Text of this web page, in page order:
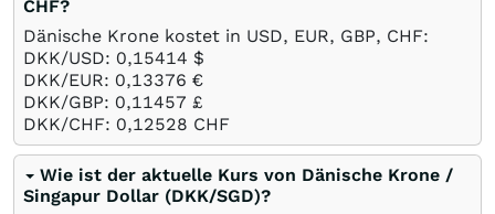
CHF?
Dänische Krone kostet in USD, EUR, GBP, CHF:
DKK/USD: 0,15414 $
DKK/EUR: 0,13376 €
DKK/GBP: 0,11457 £
DKK/CHF: 0,12528 CHF
Wie ist der aktuelle Kurs von Dänische Krone /
Singapur Dollar (DKK/SGD)?